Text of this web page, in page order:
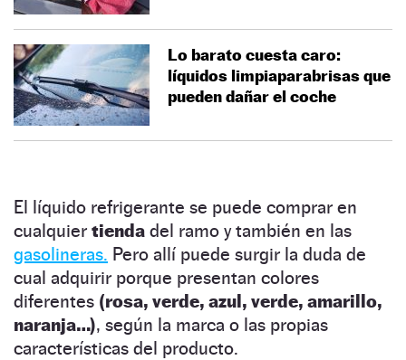
Lo barato cuesta caro:
líquidos limpiaparabrisas que
pueden dañar el coche
El líquido refrigerante se puede comprar en
cualquier tienda del ramo y también en las
gasolineras. Pero allí puede surgir la duda de
cual adquirir porque presentan colores
diferentes (rosa, verde, azul, verde, amarillo,
naranja…), según la marca o las propias
características del producto.